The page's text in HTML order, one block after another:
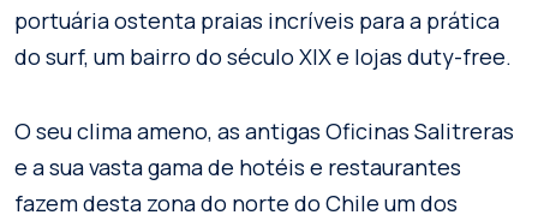
portuária ostenta praias incríveis para a prática
do surf, um bairro do século XIX e lojas duty-free.
O seu clima ameno, as antigas Oficinas Salitreras
e a sua vasta gama de hotéis e restaurantes
fazem desta zona do norte do Chile um dos